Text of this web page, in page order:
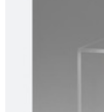
在宅
のた